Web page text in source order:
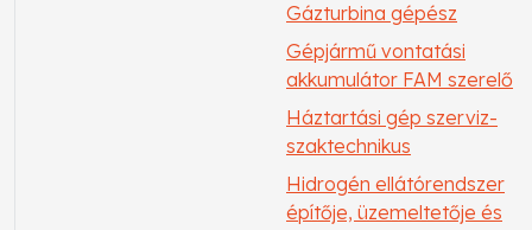
Gázturbina gépész
Gépjármű vontatási
akkumulátor FAM szerelő
Háztartási gép szerviz-
szaktechnikus
Hidrogén ellátórendszer
építője, üzemeltetője és